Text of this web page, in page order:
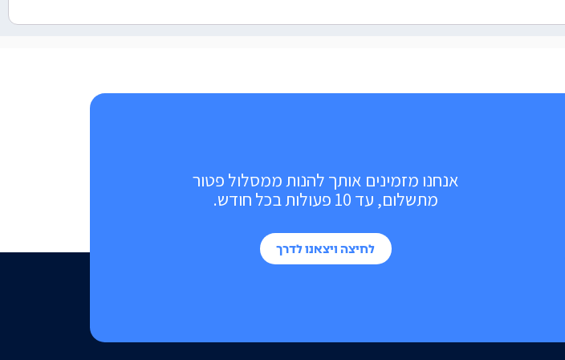
אנחנו מזמינים אותך להנות ממסלול פטור
מתשלום, עד 10 פעולות בכל חודש.
לחיצה ויצאנו לדרך